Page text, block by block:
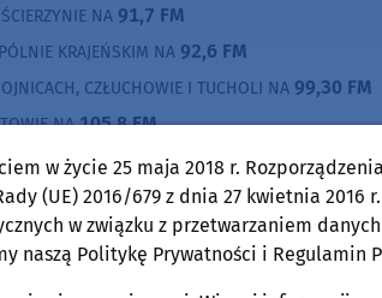
NA 91,7 FM
KRAJEŃSKIM NA 92,6 FM
CZŁUCHOWIE I TUCHOLI NA 99,30 FM
NA105,8 FM
w Weekend FM
pomorskie Woj. Pomorskie
w życie 25 maja 2018 r.
(UE) 2016/679 z dnia 27 kwietnia 2016
w związku z przetwarzaniem
naszą Politykę Prywatności i Regulamin